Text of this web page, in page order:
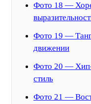
Фото 18 —
Фото 19 —
движении
Фото 20 — Хип-
стиль
Фото 21 —